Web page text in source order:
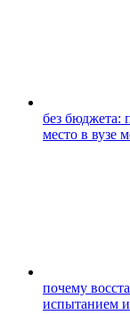
без бюджета:
место в вузе
почему
испытанием и